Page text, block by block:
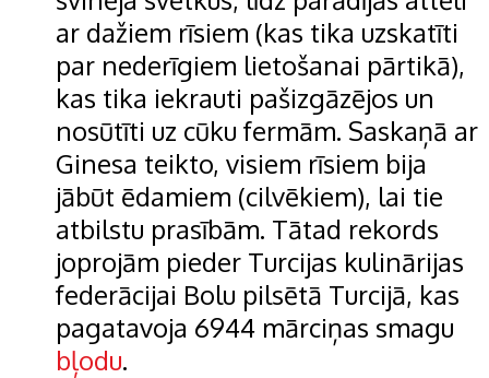
ar dažiem rīsiem (kas tika uzskatīti
par nederīgiem lietošanai pārtikā),
kas tika iekrauti pašizgāzējos un
nosūtīti uz cūku fermām. Saskaņā ar
Ginesa teikto, visiem rīsiem bija
jābūt ēdamiem (cilvēkiem), lai tie
atbilstu prasībām. Tātad rekords
joprojām pieder Turcijas kulinārijas
federācijai Bolu pilsētā Turcijā, kas
pagatavoja 6944 mārciņas smagu
bļodu.